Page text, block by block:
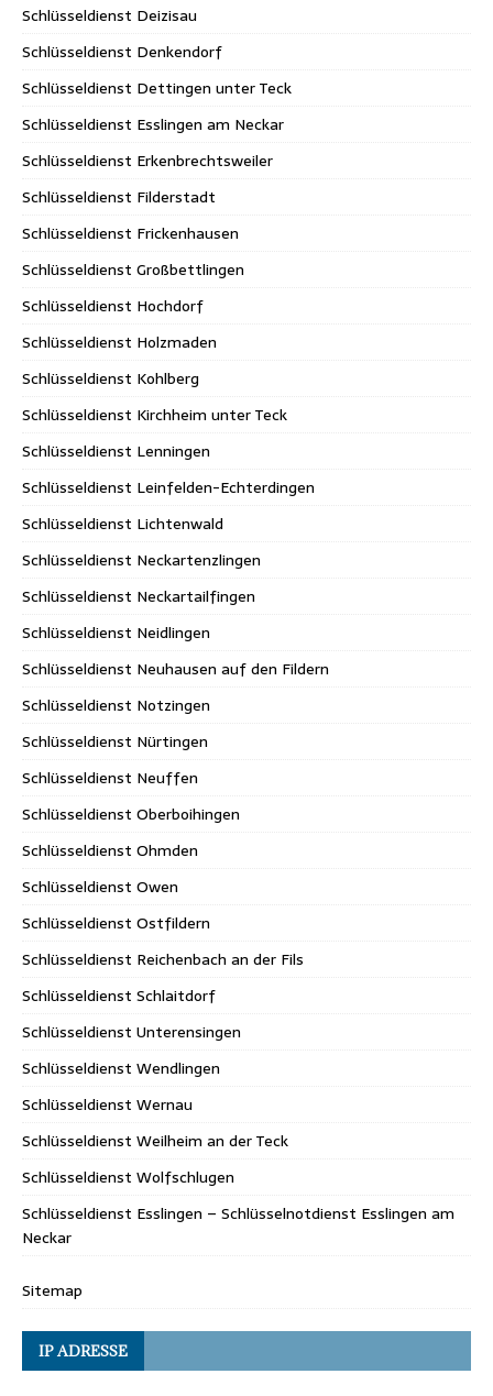
Schlüsseldienst Deizisau
Schlüsseldienst Denkendorf
Schlüsseldienst Dettingen unter Teck
Schlüsseldienst Esslingen am Neckar
Schlüsseldienst Erkenbrechtsweiler
Schlüsseldienst Filderstadt
Schlüsseldienst Frickenhausen
Schlüsseldienst Großbettlingen
Schlüsseldienst Hochdorf
Schlüsseldienst Holzmaden
Schlüsseldienst Kohlberg
Schlüsseldienst Kirchheim unter Teck
Schlüsseldienst Lenningen
Schlüsseldienst Leinfelden-Echterdingen
Schlüsseldienst Lichtenwald
Schlüsseldienst Neckartenzlingen
Schlüsseldienst Neckartailfingen
Schlüsseldienst Neidlingen
Schlüsseldienst Neuhausen auf den Fildern
Schlüsseldienst Notzingen
Schlüsseldienst Nürtingen
Schlüsseldienst Neuffen
Schlüsseldienst Oberboihingen
Schlüsseldienst Ohmden
Schlüsseldienst Owen
Schlüsseldienst Ostfildern
Schlüsseldienst Reichenbach an der Fils
Schlüsseldienst Schlaitdorf
Schlüsseldienst Unterensingen
Schlüsseldienst Wendlingen
Schlüsseldienst Wernau
Schlüsseldienst Weilheim an der Teck
Schlüsseldienst Wolfschlugen
Schlüsseldienst Esslingen – Schlüsselnotdienst Esslingen am
Neckar
Sitemap
IP ADRESSE